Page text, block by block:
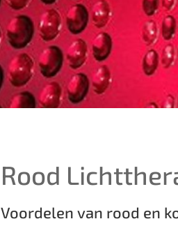
Rood
Voordelen van rood en